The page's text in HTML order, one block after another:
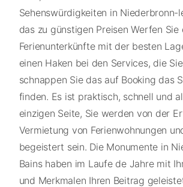
Sehenswürdigkeiten in Niederbronn-
das zu günstigen Preisen Werfen Sie
Ferienunterkünfte mit der besten
einen Haken bei den Services, die
schnappen Sie das auf Booking das
finden. Es ist praktisch, schnell und
einzigen Seite, Sie werden von der
Vermietung von Ferienwohnungen
begeistert sein. Die Monumente in
Bains haben im Laufe de Jahre mit
und Merkmalen Ihren Beitrag